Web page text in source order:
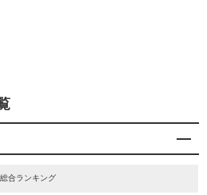
総合ランキング